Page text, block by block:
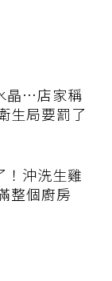
晶…店家稱
生局要罰了
！沖洗生雞
整個廚房